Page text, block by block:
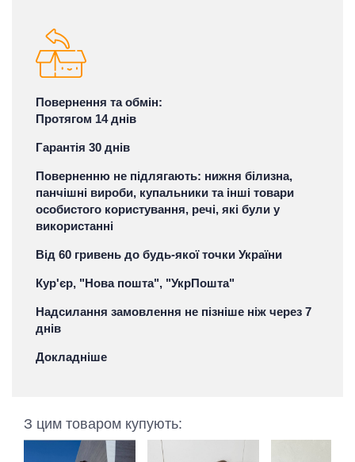
Повернення та обмін:
Протягом 14 днів
Гарантія 30 днів
Поверненню не підлягають: нижня білизна,
панчішні вироби, купальники та інші товари
особистого користування, речі, які були у
використанні
Від 60 гривень до будь-якої точки України
Кур'єр, "Нова пошта", "УкрПошта"
Надсилання замовлення не пізніше ніж через 7
днів
Докладніше
З цим товаром купують: